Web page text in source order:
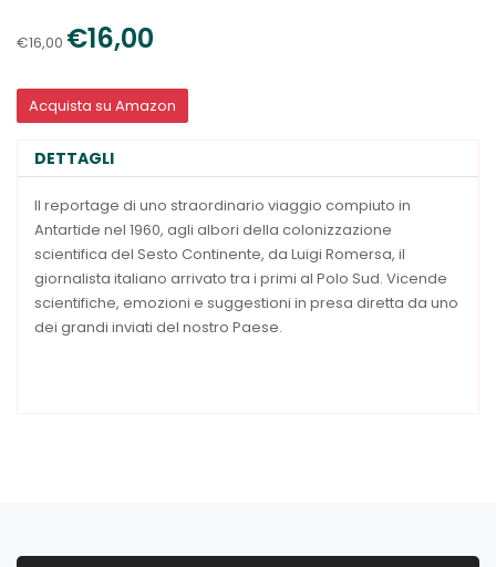
€16,00 €16,00
Acquista su Amazon
DETTAGLI
Il reportage di uno straordinario viaggio compiuto in
Antartide nel 1960, agli albori della colonizzazione
scientifica del Sesto Continente, da Luigi Romersa, il
giornalista italiano arrivato tra i primi al Polo Sud. Vicende
scientifiche, emozioni e suggestioni in presa diretta da uno
dei grandi inviati del nostro Paese.